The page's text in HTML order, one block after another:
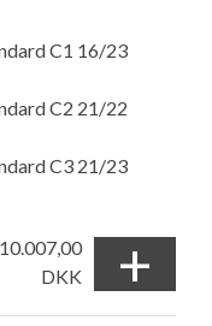
C1 16/23
C2 21/22
C3 21/23
10.007,00
DKK
+